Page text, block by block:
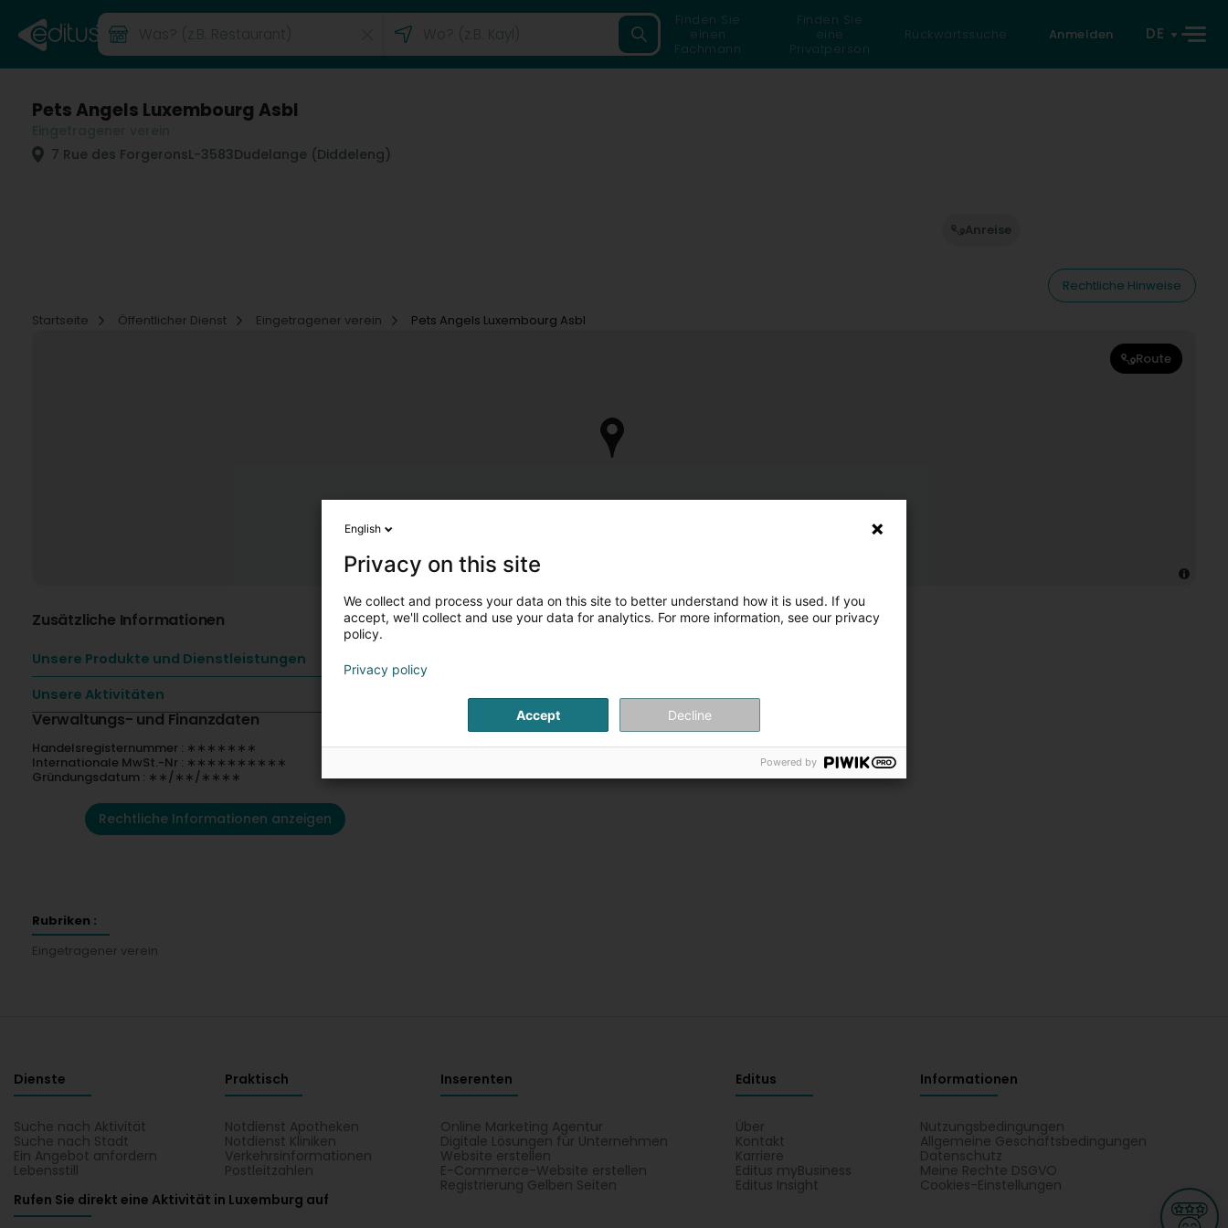
Finden Sie
einen
Fachmann
Finden Sie
eine
Privatperson
Rückwärtssuche Anmelden DE
Pets Angels Luxembourg Asbl
7 Rue des ForgeronsL-3583Dudelange (Diddeleng)
Anreise
Rechtliche Hinweise
Startseite
Öffentlicher Dienst Eingetragener verein Pets Angels Luxembourg Asbl
Route
Zusätzliche Informationen
Unsere Produkte und Dienstleistungen
Unsere Aktivitäten
Verwaltungs- und Finanzdaten
Handelsregisternummer : ∗∗∗∗∗∗∗
Internationale MwSt.-Nr : ∗∗∗∗∗∗∗∗∗∗
Gründungsdatum : ∗∗/∗∗/∗∗∗∗
Rechtliche Informationen anzeigen
Rubriken :
Eingetragener verein
Dienste
Suche nach Aktivität
Suche nach Stadt
Ein Angebot anfordern
Lebensstill
Praktisch
Notdienst Apotheken
Notdienst Kliniken
Verkehrsinformationen
Postleitzahlen
Inserenten
Online Marketing Agentur
Digitale Lösungen für Unternehmen
Website erstellen
E-Commerce-Website erstellen
Registrierung Gelben Seiten
Editus
Über
Kontakt
Karriere
Editus myBusiness
Editus Insight
Informationen
Nutzungsbedingungen
Allgemeine Geschäftsbedingungen
Datenschutz
Meine Rechte DSGVO
Cookies-Einstellungen
Rufen Sie direkt eine Aktivität in Luxemburg auf
English
Privacy on this site
We collect and process your data on this site to better understand how it is used. If you
accept, we'll collect and use your data for analytics. For more information, see our privacy
policy.
Privacy policy
Accept Decline
Powered by